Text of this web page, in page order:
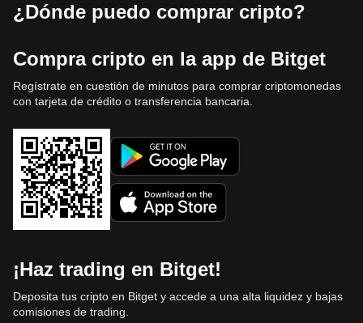
¿Dónde puedo comprar cripto?
Compra cripto en la app de Bitget
Regístrate en cuestión de minutos para comprar criptomonedas
con tarjeta de crédito o transferencia bancaria.
¡Haz trading en Bitget!
Deposita tus cripto en Bitget y accede a una alta liquidez y bajas
comisiones de trading.